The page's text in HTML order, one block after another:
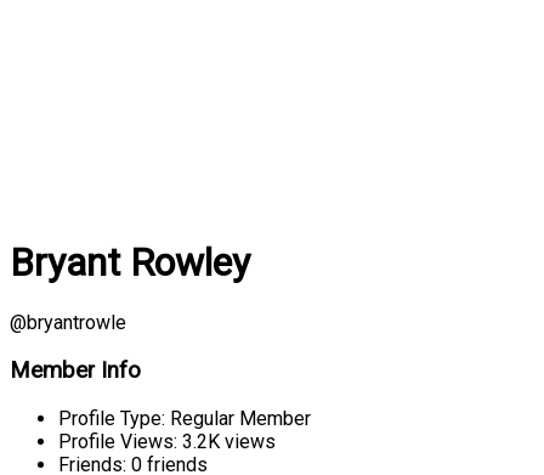
Bryant Rowley
@bryantrowle
Member Info
Profile Type: Regular Member
Profile Views: 3.2K views
Friends: 0 friends